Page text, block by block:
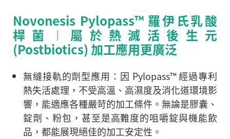
Novonesis Pylopass™ 羅伊氏乳酸
桿菌︱屬於熱滅活後生元
(Postbiotics) 加工應用更廣泛
無縫接軌的劑型應用： 因 Pylopass™ 經過專利
熱失活處理，不受高溫、高濕度及消化道環境影
響，能適應各種嚴苛的加工條件。無論是膠囊、
錠劑、粉包，甚至是高難度的咀嚼錠與機能飲
品，都能展現絕佳的加工安定性。